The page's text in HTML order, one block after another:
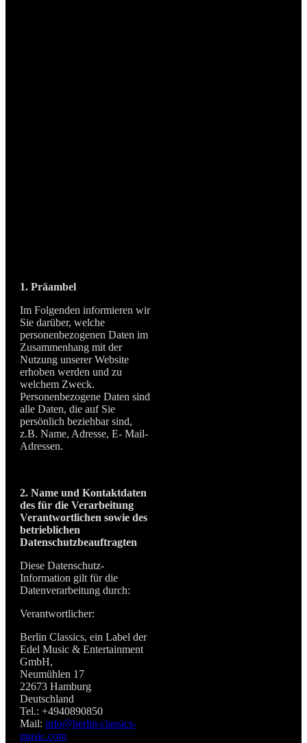
1. Präambel
Im Folgenden informieren wir
Sie darüber, welche
personenbezogenen Daten im
Zusammenhang mit der
Nutzung unserer Website
erhoben werden und zu
welchem Zweck.
Personenbezogene Daten sind
alle Daten, die auf Sie
persönlich beziehbar sind,
z.B. Name, Adresse, E- Mail-
Adressen.
2. Name und Kontaktdaten
des für die Verarbeitung
Verantwortlichen sowie des
betrieblichen
Datenschutzbeauftragten
Diese Datenschutz-
Information gilt für die
Datenverarbeitung durch:
Verantwortlicher:
Berlin Classics, ein Label der
Edel Music & Entertainment
GmbH,
Neumühlen 17
22673 Hamburg
Deutschland
Tel.: +4940890850
Mail: info@berlin-classics-
music.com